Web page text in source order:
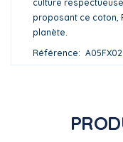
culture
proposant ce coton,
planète.
Référence
A05FX02